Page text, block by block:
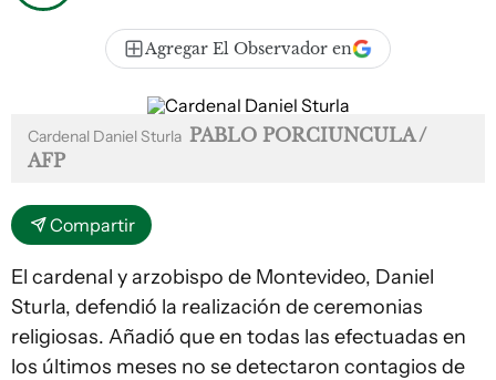
Agregar El Observador en
Cardenal Daniel Sturla PABLO PORCIUNCULA /
AFP
Compartir
El cardenal y arzobispo de Montevideo, Daniel
Sturla, defendió la realización de ceremonias
religiosas. Añadió que en todas las efectuadas en
los últimos meses no se detectaron contagios de